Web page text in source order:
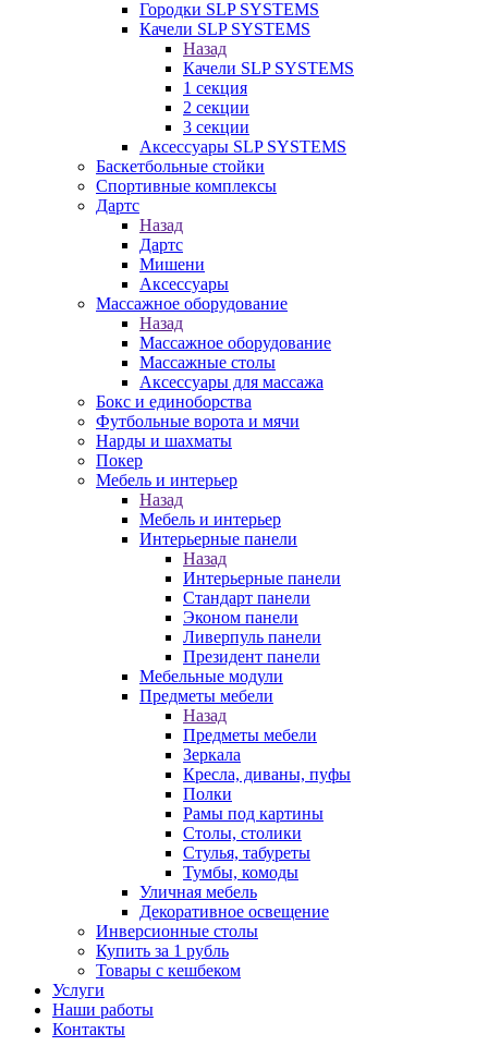
Городки SLP SYSTEMS
Качели SLP SYSTEMS
Назад
Качели SLP SYSTEMS
1 секция
2 секции
3 секции
Аксессуары SLP SYSTEMS
Баскетбольные стойки
Спортивные комплексы
Дартс
Назад
Дартс
Мишени
Аксессуары
Массажное оборудование
Назад
Массажное оборудование
Массажные столы
Аксессуары для массажа
Бокс и единоборства
Футбольные ворота и мячи
Нарды и шахматы
Покер
Мебель и интерьер
Назад
Мебель и интерьер
Интерьерные панели
Назад
Интерьерные панели
Стандарт панели
Эконом панели
Ливерпуль панели
Президент панели
Мебельные модули
Предметы мебели
Назад
Предметы мебели
Зеркала
Кресла, диваны, пуфы
Полки
Рамы под картины
Столы, столики
Стулья, табуреты
Тумбы, комоды
Уличная мебель
Декоративное освещение
Инверсионные столы
Купить за 1 рубль
Товары с кешбеком
Услуги
Наши работы
Контакты